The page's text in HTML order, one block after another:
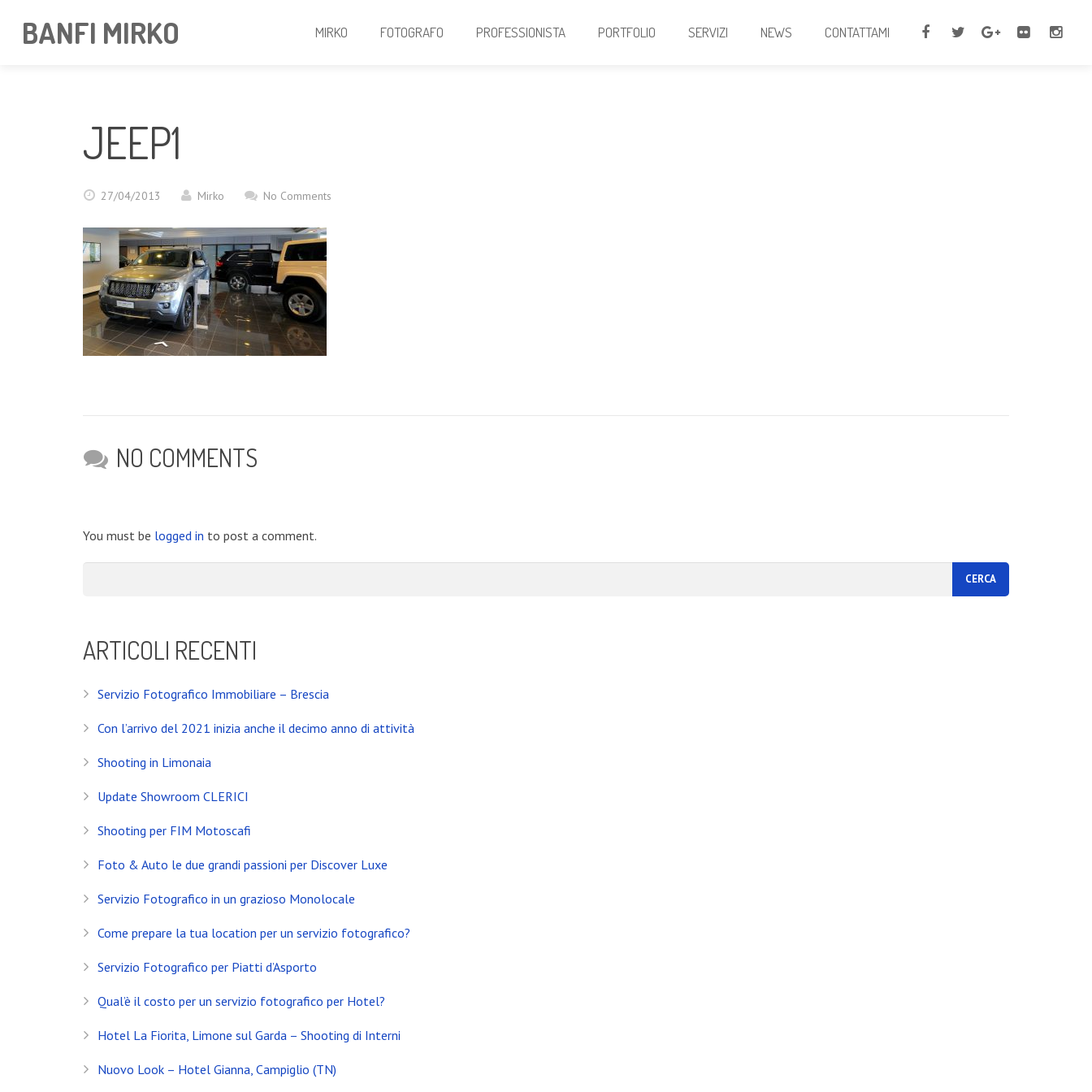
BANFI MIRKO MIRKO FOTOGRAFO PROFESSIONISTA PORTFOLIO SERVIZI NEWS CONTATTAMI
JEEP1
27/04/2013 Mirko No Comments
NO COMMENTS
You must be logged in to post a comment.
ARTICOLI RECENTI
Servizio Fotografico Immobiliare – Brescia
Con l’arrivo del 2021 inizia anche il decimo anno di attività
Shooting in Limonaia
Update Showroom CLERICI
Shooting per FIM Motoscafi
Foto & Auto le due grandi passioni per Discover Luxe
Servizio Fotografico in un grazioso Monolocale
Come prepare la tua location per un servizio fotografico?
Servizio Fotografico per Piatti d’Asporto
Qual’è il costo per un servizio fotografico per Hotel?
Hotel La Fiorita, Limone sul Garda – Shooting di Interni
Nuovo Look – Hotel Gianna, Campiglio (TN)
INSTAGRAM
NEWS